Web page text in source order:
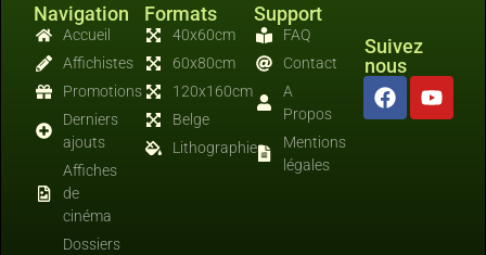
Navigation
Accueil
Affichistes
Promotions
Derniers
ajouts
Affiches
de
cinéma
Dossiers
Formats
40x60cm
60x80cm
120x160cm
Belge
Lithographies
Support
FAQ
Contact
A
Propos
Mentions
légales
Suivez
nous